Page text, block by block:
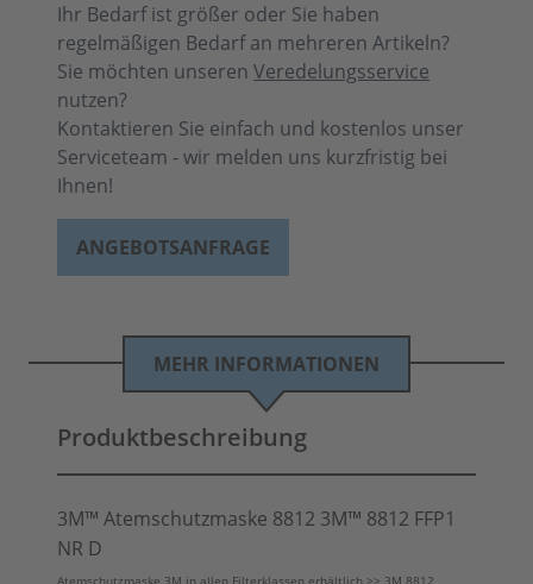
Ihr Bedarf ist größer oder Sie haben
regelmäßigen Bedarf an mehreren Artikeln?
Sie möchten unseren Veredelungsservice
nutzen?
Kontaktieren Sie einfach und kostenlos unser
Serviceteam - wir melden uns kurzfristig bei
Ihnen!
ANGEBOTSANFRAGE
MEHR INFORMATIONEN
Produktbeschreibung
3M™ Atemschutzmaske 8812 3M™ 8812 FFP1
NR D
Atemschutzmaske 3M in allen Filterklassen erhältlich >> 3M 8812